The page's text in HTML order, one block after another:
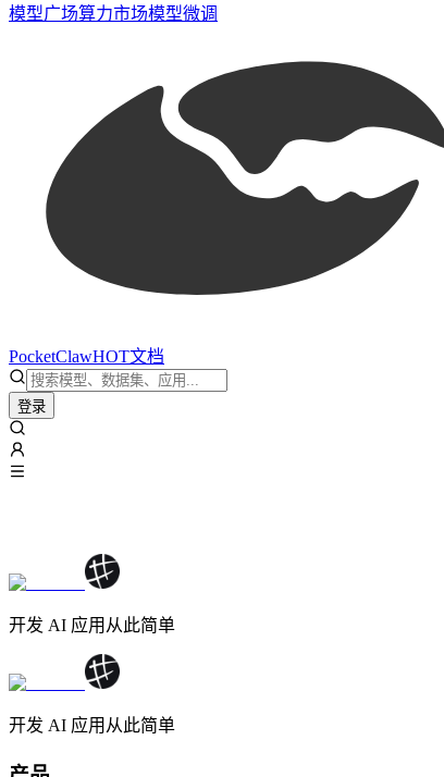
模型广场算力市场模型微调
PocketClawHOT文档
登录
开发 AI 应用从此简单
开发 AI 应用从此简单